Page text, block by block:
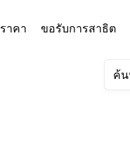
ราคา ขอรับการสาธิต